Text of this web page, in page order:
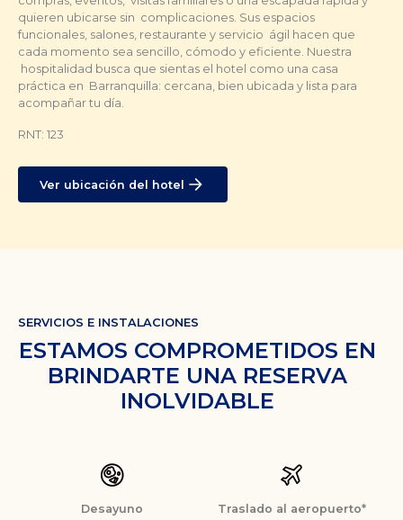
quieren ubicarse sin complicaciones. Sus espacios
funcionales, salones, restaurante y servicio ágil hacen que
cada momento sea sencillo, cómodo y eficiente. Nuestra
hospitalidad busca que sientas el hotel como una casa
práctica en Barranquilla: cercana, bien ubicada y lista para
acompañar tu día.
RNT: 123
Ver ubicación del hotel
SERVICIOS E INSTALACIONES
ESTAMOS COMPROMETIDOS EN
BRINDARTE UNA RESERVA
INOLVIDABLE
Desayuno Traslado al aeropuerto*